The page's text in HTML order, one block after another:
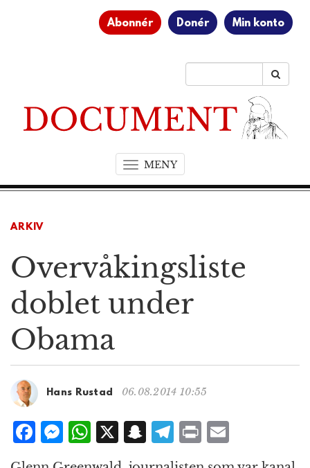
Abonnér Donér Min konto
MENYT
o
a
i
i
n
ARKIV
Overvåkingsliste
doblet under
Obama
Hans Rustad 06.08.2014 10:55
F
M W X S
T
el
P